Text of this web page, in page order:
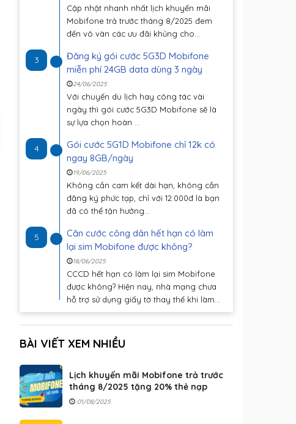
Cập nhật nhanh nhất lịch khuyến mãi
Mobifone trả trước tháng 8/2025 đem
đến vô vàn các ưu đãi khủng cho...
3
Đăng ký gói cước 5G3D Mobifone
miễn phí 24GB data dùng 3 ngày
24/06/2025
Với chuyến du lịch hay công tác vài
ngày thì gói cước 5G3D Mobifone sẽ là
sự lựa chọn hoàn ...
4
Gói cước 5G1D Mobifone chỉ 12k có
ngay 8GB/ngày
19/06/2025
Không cần cam kết dài hạn, không cần
đăng ký phức tạp, chỉ với 12.000đ là bạn
đã có thể tận hưởng...
5
Căn cước công dân hết hạn có làm
lại sim Mobifone được không?
18/06/2025
CCCD hết hạn có làm lại sim Mobifone
được không? Hiện nay, nhà mạng chưa
hỗ trợ sử dụng giấy tờ thay thế khi làm...
BÀI VIẾT XEM NHIỀU
Lịch khuyến mãi Mobifone trả trước
tháng 8/2025 tặng 20% thẻ nạp
01/08/2025